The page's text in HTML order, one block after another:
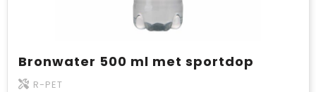
Bronwater 500 ml met sportdop
R-PET